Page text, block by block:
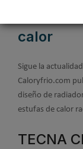
calor
Sigue la
Caloryfrio.com
diseño de
estufas de calor
TECNA